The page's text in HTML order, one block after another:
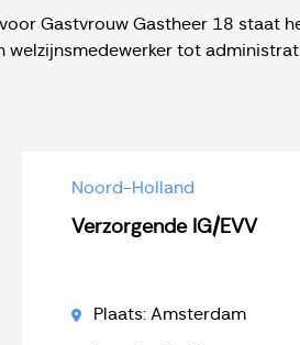
Gastvrouw Gastheer 18 staat
welzijnsmedewerker tot
Noord-Holland
Verzorgende IG/EVV
Plaats: Amsterdam